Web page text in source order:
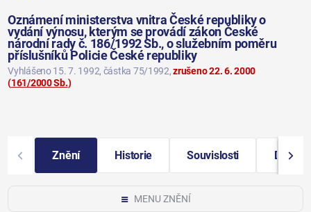
Oznámení ministerstva vnitra České republiky o
vydání výnosu, kterým se provádí zákon České
národní rady č. 186/1992 Sb., o služebním poměru
příslušníků Policie České republiky
Vyhlášeno 15. 7. 1992, částka 75/1992,zrušeno 22. 6. 2000
(161/2000 Sb.)
Znění Historie Souvislosti Další
MENU ZNĚNÍ